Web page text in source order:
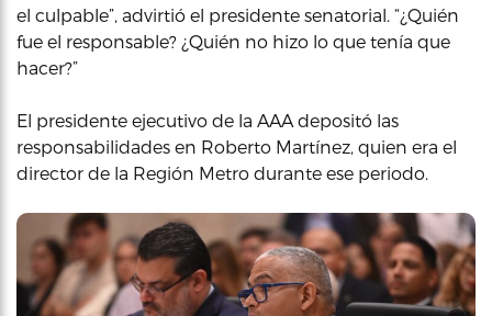
el culpable”, advirtió el presidente senatorial. “¿Quién
fue el responsable? ¿Quién no hizo lo que tenía que
hacer?”
El presidente ejecutivo de la AAA depositó las
responsabilidades en Roberto Martínez, quien era el
director de la Región Metro durante ese periodo.